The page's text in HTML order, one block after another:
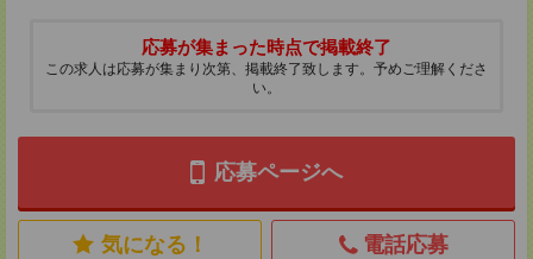
応募が集まった時点で掲載終了
この求人は応募が集まり次第、掲載終了致します。予めご理解くださ
い。
応募ページへ
気になる！ 電話応募